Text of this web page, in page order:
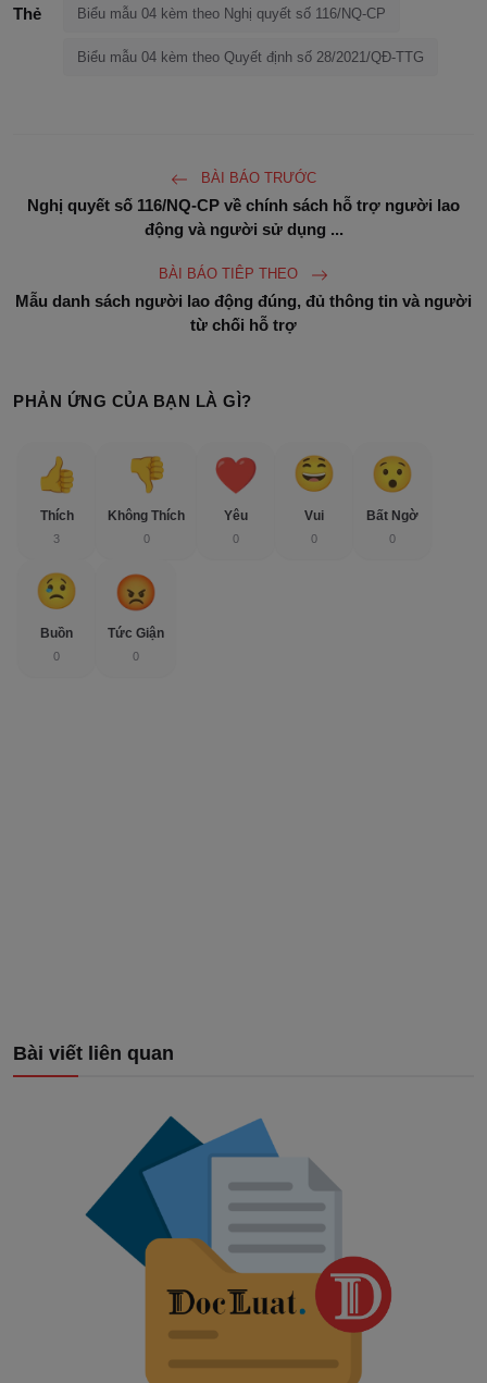
Thẻ Biểu mẫu 04 kèm theo Nghị quyết số 116/NQ-CP
Biểu mẫu 04 kèm theo Quyết định số 28/2021/QĐ-TTG
BÀI BÁO TRƯỚC
Nghị quyết số 116/NQ-CP về chính sách hỗ trợ người lao
động và người sử dụng ...
BÀI BÁO TIÊP THEO
Mẫu danh sách người lao động đúng, đủ thông tin và người
từ chối hỗ trợ
PHẢN ỨNG CỦA BẠN LÀ GÌ?
Thích
3
Không Thích
0
Yêu
0
Vui
0
Bất Ngờ
0
Buồn
0
Tức Giận
0
Bài viết liên quan